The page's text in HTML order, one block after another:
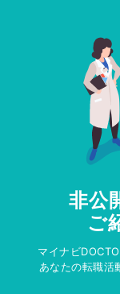
非公
ご
マイナビ
あなたの転職活